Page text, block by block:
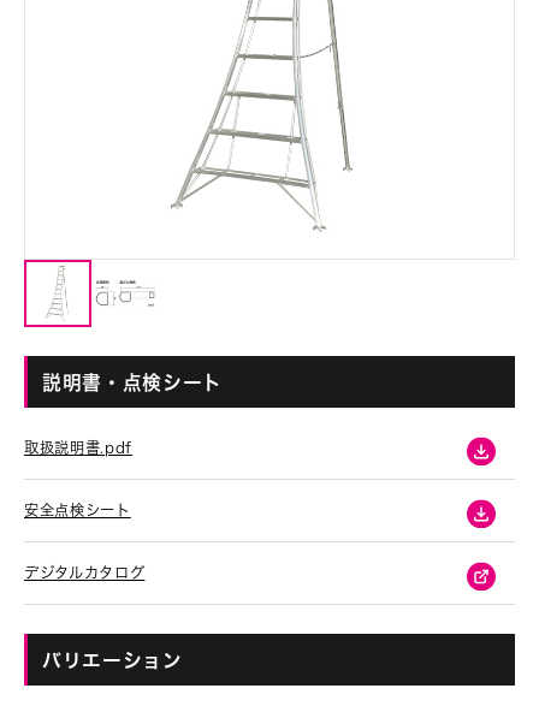
説明書・点検シート
取扱説明書.pdf
安全点検シート
デジタルカタログ
バリエーション